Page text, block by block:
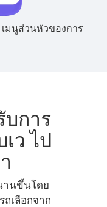
เมนูส่วนหัวของการ
การ
ว ไป
านขึ้นโดย
เลือกจาก